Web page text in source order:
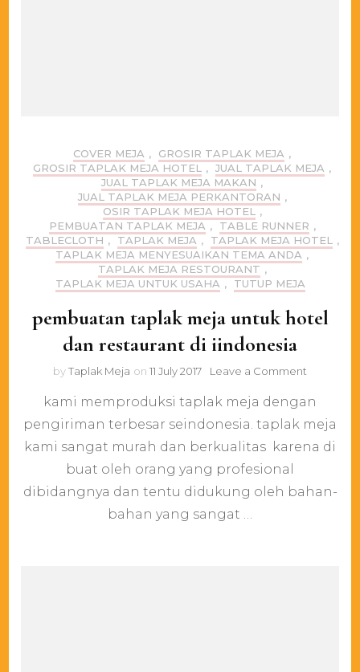
COVER MEJA , GROSIR TAPLAK MEJA ,
GROSIR TAPLAK MEJA HOTEL , JUAL TAPLAK MEJA ,
JUAL TAPLAK MEJA MAKAN ,
JUAL TAPLAK MEJA PERKANTORAN ,
OSIR TAPLAK MEJA HOTEL ,
PEMBUATAN TAPLAK MEJA , TABLE RUNNER ,
TABLECLOTH , TAPLAK MEJA , TAPLAK MEJA HOTEL ,
TAPLAK MEJA MENYESUAIKAN TEMA ANDA ,
TAPLAK MEJA RESTOURANT ,
TAPLAK MEJA UNTUK USAHA , TUTUP MEJA
pembuatan taplak meja untuk hotel
dan restaurant di iindonesia
byTaplak Meja on 11 July 2017 Leave a Comment
taplak
meja
untuk
hotel
restaurant
di
kami memproduksi taplak meja dengan
pengiriman terbesar seindonesia. taplak meja
kami sangat murah dan berkualitas karena di
buat oleh orang yang profesional
dibidangnya dan tentu didukung oleh bahan-
bahan yang sangat …